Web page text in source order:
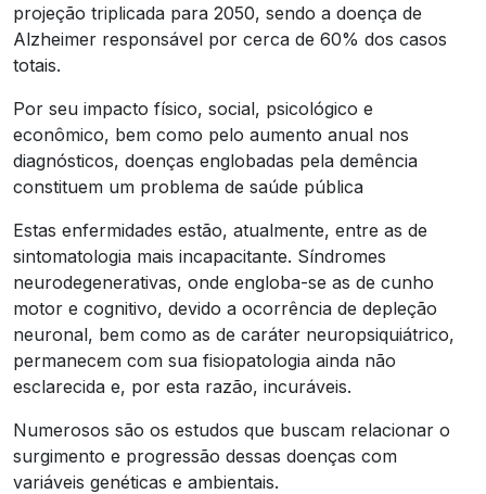
projeção triplicada para 2050, sendo a doença de
Alzheimer responsável por cerca de 60% dos casos
totais.
Por seu impacto físico, social, psicológico e
econômico, bem como pelo aumento anual nos
diagnósticos, doenças englobadas pela demência
constituem um problema de saúde pública
Estas enfermidades estão, atualmente, entre as de
sintomatologia mais incapacitante. Síndromes
neurodegenerativas, onde engloba-se as de cunho
motor e cognitivo, devido a ocorrência de depleção
neuronal, bem como as de caráter neuropsiquiátrico,
permanecem com sua fisiopatologia ainda não
esclarecida e, por esta razão, incuráveis.
Numerosos são os estudos que buscam relacionar o
surgimento e progressão dessas doenças com
variáveis genéticas e ambientais.